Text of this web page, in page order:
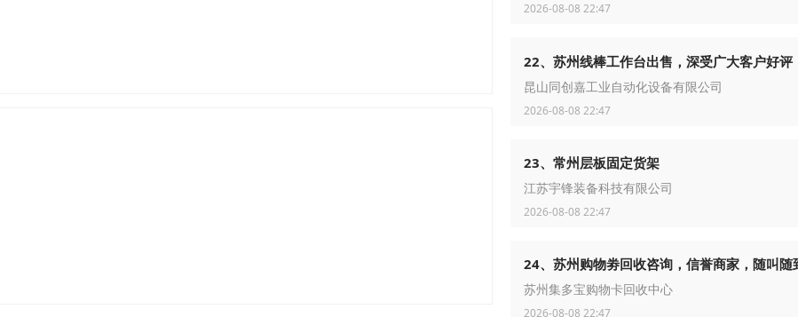
2026-08-08 22:47
22、苏州线棒工作台出售，深受广大客户好评
昆山同创嘉工业自动化设备有限公司
2026-08-08 22:47
23、常州层板固定货架
江苏宇锋装备科技有限公司
2026-08-08 22:47
24、苏州购物劵回收咨询，信誉商家，随叫随
苏州集多宝购物卡回收中心
2026-08-08 22:47